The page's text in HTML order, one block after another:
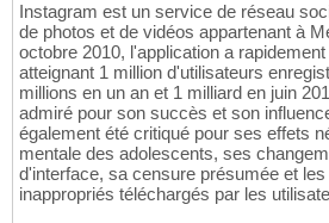
Instagram est un service de réseau
de photos et de vidéos appartenant à
octobre 2010, l'application a
atteignant 1 million d'utilisateurs
millions en un an et 1 milliard en juin
admiré pour son succès et son
également été critiqué pour ses effets
mentale des adolescents, ses
d'interface, sa censure présumée et
inappropriés téléchargés par les